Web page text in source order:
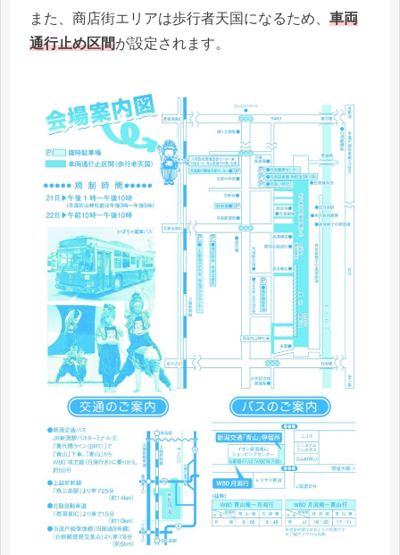
また、商店街エリアは歩行者天国になるため、 車両
通行止め区間が設定されます。